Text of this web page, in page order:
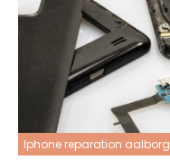
Iphone reparation aalborg